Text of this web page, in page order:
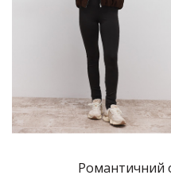
Романтичний